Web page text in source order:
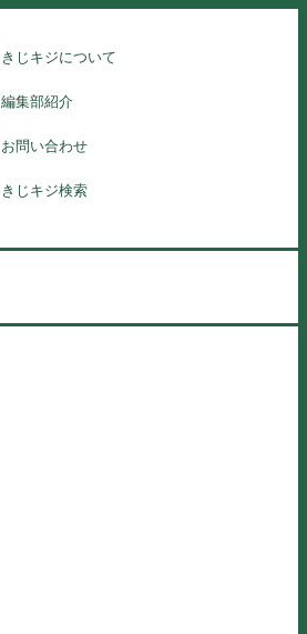
きじキジについて
編集部紹介
お問い合わせ
きじキジ検索